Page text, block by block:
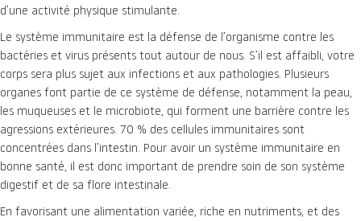
d’une activité physique stimulante.
Le système immunitaire est la défense de l’organisme contre les
bactéries et virus présents tout autour de nous. S’il est affaibli, votre
corps sera plus sujet aux infections et aux pathologies. Plusieurs
organes font partie de ce système de défense, notamment la peau,
les muqueuses et le microbiote, qui forment une barrière contre les
agressions extérieures. 70 % des cellules immunitaires sont
concentrées dans l’intestin. Pour avoir un système immunitaire en
bonne santé, il est donc important de prendre soin de son système
digestif et de sa flore intestinale.
En favorisant une alimentation variée, riche en nutriments, et des